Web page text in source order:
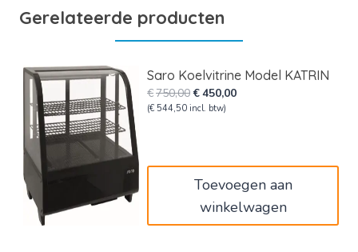
Gerelateerde producten
Saro Koelvitrine Model KATRIN
€750,00Oorspronkelijke
prijs
€450,00Huidige
(€ 544,50 incl. btw)
Toevoegen aan
winkelwagen